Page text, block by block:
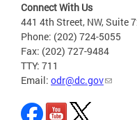
Connect With Us
441 4th Street, NW, Suite
Phone: (202) 724-5055
Fax: (202) 727-9484
TTY: 711
Email: odr@dc.gov